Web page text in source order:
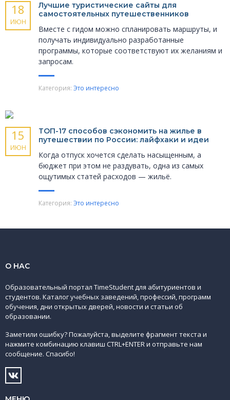
18
ИЮН
Лучшие туристические сайты для
самостоятельных путешественников
Вместе с гидом можно спланировать маршруты, и
получать индивидуально разработанные
программы, которые соответствуют их желаниям и
запросам.
Категория: Это интересно
15
ИЮН
ТОП-17 способов сэкономить на жилье в
путешествии по России: лайфхаки и идеи
Когда отпуск хочется сделать насыщенным, а
бюджет при этом не раздувать, одна из самых
ощутимых статей расходов — жильё.
Категория: Это интересно
О НАС
Образовательный портал TimeStudent для абитуриентов и
студентов. Каталог учебных заведений, профессий, программ
обучения, дни открытых дверей, новости и статьи об
образовании.
Заметили ошибку? Пожалуйста, выделите фрагмент текста и
нажмите комбинацию клавиш CTRL+ENTER и отправьте нам
сообщение. Спасибо!